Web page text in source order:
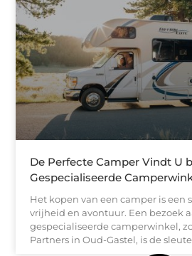
De Perfecte Camper Vindt U
Gespecialiseerde
Het kopen van een camper is een
vrijheid en avontuur. Een bezoek
gespecialiseerde camperwinkel,
Partners in Oud-Gastel, is de